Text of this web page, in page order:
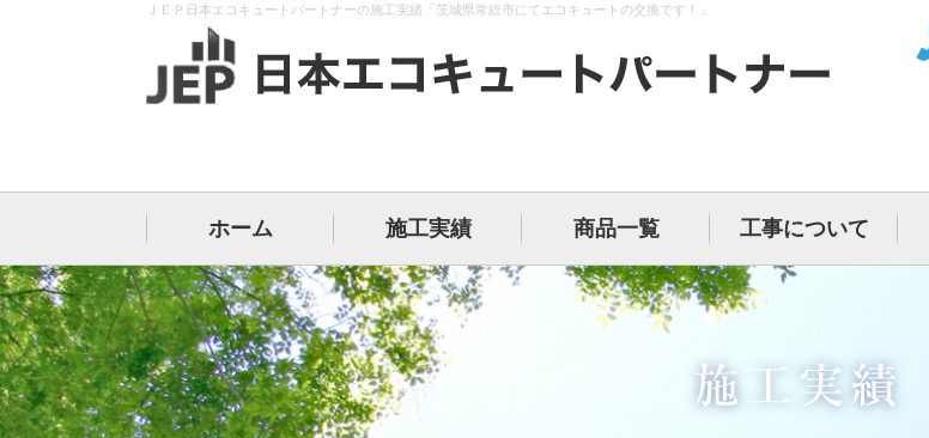
ＪＥＰ日本エコキュートパートナーの施工実績「茨城県常総市にてエコキュートの交換です！」
ホーム 施工実績 商品一覧 工事について